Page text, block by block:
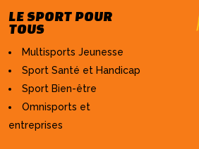
LE SPORT POUR
TOUS
Multisports Jeunesse
Sport Santé et Handicap
Sport Bien-être
Omnisports et
entreprises